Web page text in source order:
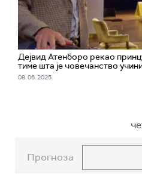
Дејвид Атенборо рекао
тиме шта је човечанство
08. 06. 2025.
Прогноза